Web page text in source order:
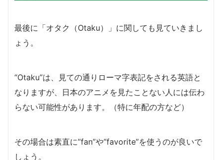
最後に「オタク（Otaku）」に関しても見ていきまし
ょう。
“Otaku”は、見ての通りローマ字表記をされる英語と
なりますが、日本のアニメを見たことない人には伝わ
らない可能性があります。（特に年配の方など）
その場合は素直に”fan”や”favorite”を使うのが良いで
しょう。